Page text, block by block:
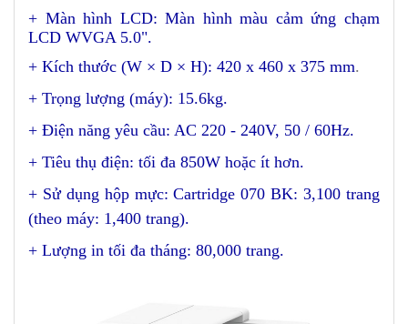
+ Màn hình LCD: Màn hình màu cảm ứng chạm
LCD WVGA 5.0".
+ Kích thước (W × D × H): 420 x 460 x 375 mm.
+ Trọng lượng (máy): 15.6kg.
+ Điện năng yêu cầu: AC 220 - 240V, 50 / 60Hz.
+ Tiêu thụ điện: tối đa 850W hoặc ít hơn.
+ Sử dụng hộp mực: Cartridge 070 BK: 3,100 trang
(theo máy: 1,400 trang).
+ Lượng in tối đa tháng: 80,000 trang.